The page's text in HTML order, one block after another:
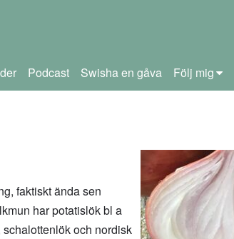
Podcast Swisha en gåva Följ mig
faktiskt ända sen
har potatislök bl a
och nordisk